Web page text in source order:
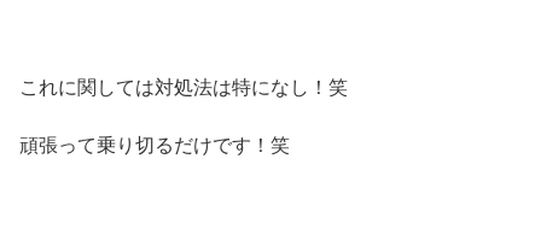
これに関しては対処法は特になし！笑
頑張って乗り切るだけです！笑